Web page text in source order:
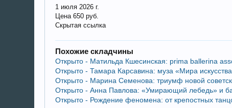
1 июля 2026 г.
Цена 650 руб.
Скрытая ссылка
Похожие складчины
Открыто - Матильда Кшесинская: prima ballerina
Открыто - Тамара Карсавина: муза «Мира
Открыто - Марина Семенова: триумф новой
Открыто - Анна Павлова: «Умирающий лебедь» и
Открыто - Рождение феномена: от крепостных